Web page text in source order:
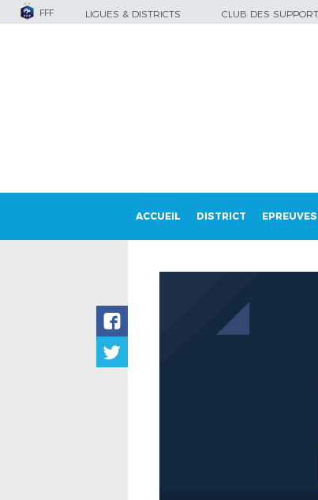
FFF LIGUES & DISTRICTS CLUB DES
ACCUEIL DISTRICT EPREUVES